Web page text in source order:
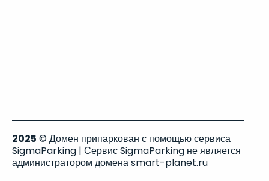
2025 © Домен припаркован с помощью сервиса
SigmaParking | Сервис SigmaParking не является
администратором домена smart-planet.ru